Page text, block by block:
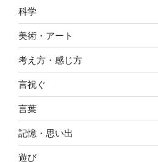
科学
美術・アート
考え方・感じ方
言祝ぐ
言葉
記憶・思い出
遊び